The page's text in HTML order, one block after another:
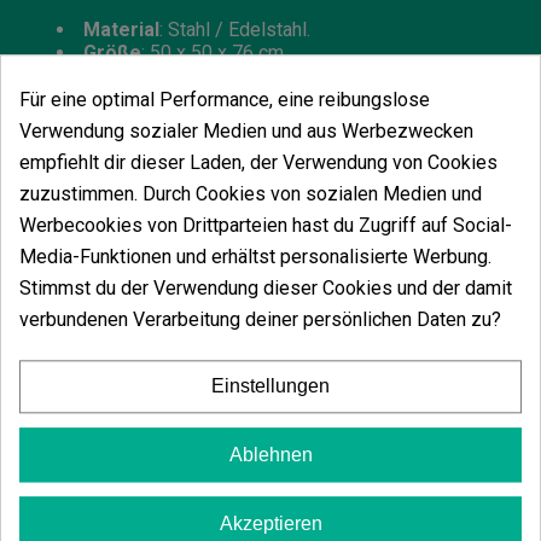
Material: Stahl / Edelstahl.
Größe: 50 x 50 x 76 cm.
Klinge: 2 Klingen aus 316L-Edelstahl.
Absaugung
: Ja.
Luftgekühlter Motor : Ja.
Arbeitsbereich: 45 x 45 cm.
Einstellbare Klinge: Ja.
Gitter
: gemischt 7x10 mm.
Motor: Hochleistungs-Industriemotor.
Motorleistung: 60 W.
Spannung: 85-265 V - 50-60 Hz.
Sicherheitssystem: Ja.
Geräuschpegel: 60 dB.
: Tisch und Beine aus hochwertigem
Einstellbare Leistung: 0 bis 100%.
: 10 kg/h.
Maximale Arbeitsdrehzahl
Garantie: 3 Jahre.
Für eine optimal Performance, eine reibungslose
Verwendung sozialer Medien und aus Werbezwecken
empfiehlt dir dieser Laden, der Verwendung von Cookies
zuzustimmen. Durch Cookies von sozialen Medien und
Werbecookies von Drittparteien hast du Zugriff auf Social-
Media-Funktionen und erhältst personalisierte Werbung.
Stimmst du der Verwendung dieser Cookies und der damit
verbundenen Verarbeitung deiner persönlichen Daten zu?
Einstellungen
Ablehnen
Akzeptieren